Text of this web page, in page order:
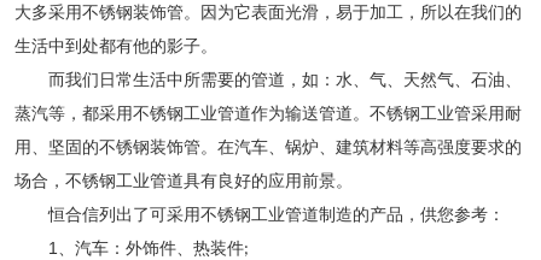
大多采用不锈钢装饰管。因为它表面光滑，易于加工，所以在我们的
生活中到处都有他的影子。
而我们日常生活中所需要的管道，如：水、气、天然气、石油、
蒸汽等，都采用不锈钢工业管道作为输送管道。不锈钢工业管采用耐
用、坚固的不锈钢装饰管。在汽车、锅炉、建筑材料等高强度要求的
场合，不锈钢工业管道具有良好的应用前景。
恒合信列出了可采用不锈钢工业管道制造的产品，供您参考：
1
、汽车：外饰件、热装件;